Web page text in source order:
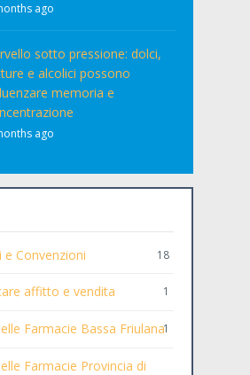
ago
sotto pressione: dolci,
e alcolici possono
memoria e
ago
e Convenzioni 18
affitto e vendita 1
Farmacie Bassa Friulana1
Farmacie Provincia di